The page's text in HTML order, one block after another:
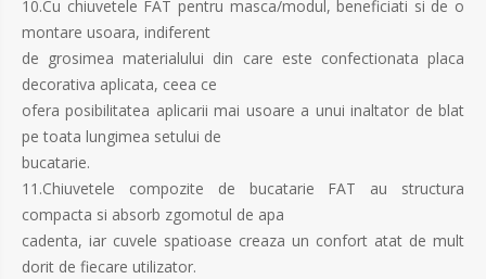
10.Cu chiuvetele FAT pentru masca/modul, beneficiati si de o
montare usoara, indiferent
de grosimea materialului din care este confectionata placa
decorativa aplicata, ceea ce
ofera posibilitatea aplicarii mai usoare a unui inaltator de blat
pe toata lungimea setului de
bucatarie.
11.Chiuvetele compozite de bucatarie FAT au structura
compacta si absorb zgomotul de apa
cadenta, iar cuvele spatioase creaza un confort atat de mult
dorit de fiecare utilizator.